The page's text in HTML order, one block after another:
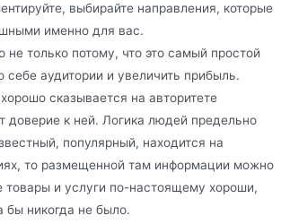
выбирайте направления, которые
именно для вас.
только потому, что это самый простой
себе аудитории и увеличить прибыль.
сказывается на авторитете
доверие к ней. Логика людей предельно
популярный, находится на
то размещенной там информации можно
товары и услуги по-настоящему хороши,
бы никогда не было.